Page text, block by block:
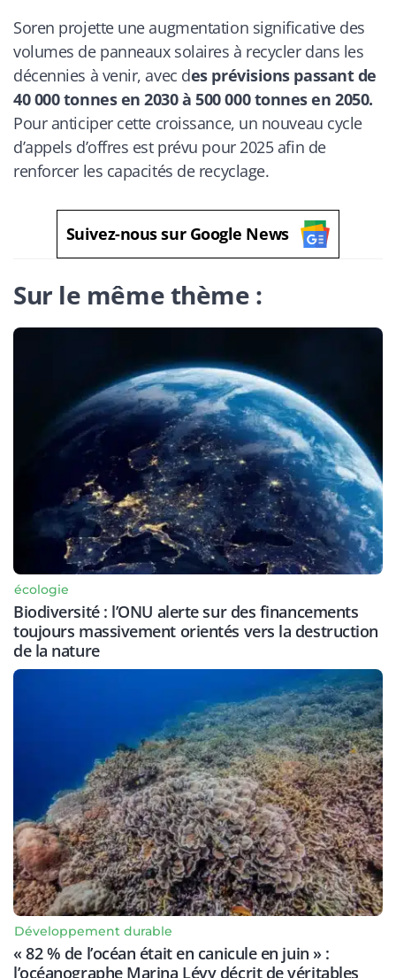
Soren projette une augmentation significative des
volumes de panneaux solaires à recycler dans les
décennies à venir, avec des prévisions passant de
40 000 tonnes en 2030 à 500 000 tonnes en 2050.
Pour anticiper cette croissance, un nouveau cycle
d’appels d’offres est prévu pour 2025 afin de
renforcer les capacités de recyclage.
Suivez-nous sur Google News
Sur le même thème :
écologie
Biodiversité : l’ONU alerte sur des financements
toujours massivement orientés vers la destruction
de la nature
Développement durable
« 82 % de l’océan était en canicule en juin » :
l’océanographe Marina Lévy décrit de véritables